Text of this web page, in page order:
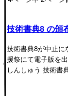
技術書典8 の頒
技術書典8が中止
援祭にて電子版を
しんしゅう 技術